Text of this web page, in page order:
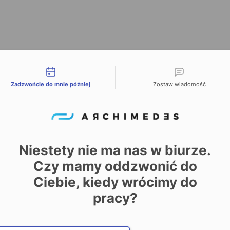
pozwoli nam na kontaktowanie się z Tobą w związku z
kontaktu
Zadzwońcie do mnie później Zostaw wiadomość
Niestety nie ma nas w biurze.
Czy mamy oddzwonić do
Ciebie, kiedy wrócimy do
pracy?
Date and time slection for